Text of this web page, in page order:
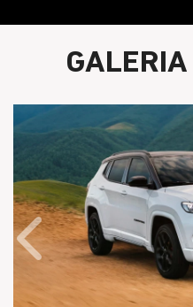
GALERIA
Anterior